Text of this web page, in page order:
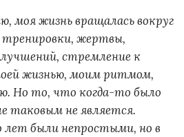
моя жизнь вращалась вокруг
жертвы,
стремление к
жизнью, моим ритмом,
Но то, что когда-то было
таковым не является.
лет были непростыми, но в